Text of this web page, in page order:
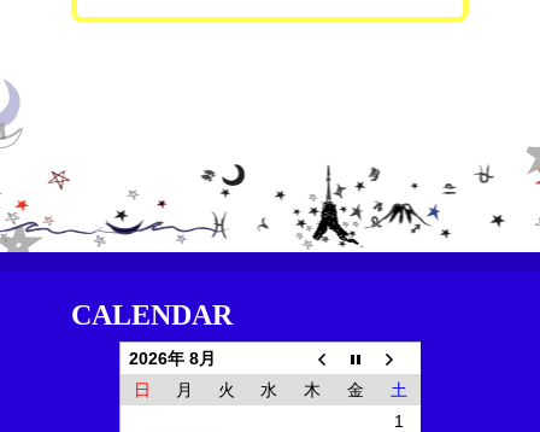
CALENDAR
2026年 8月
日
月 火 水 木 金
土
1